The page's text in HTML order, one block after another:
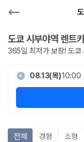
도쿄 시부야역 렌트
365일 최저가 보장! 도쿄
08.13(목)10:00
전체 경형 소형